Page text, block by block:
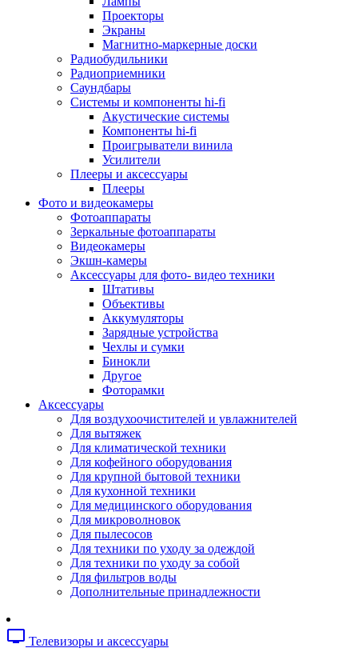
Пульты ду
Тв антенны
Цифровые тв ресиверы
Профессиональные панели
Смартфоны и планшеты
Смартфоны
Планшетные устройства
Смарт-часы
Сотовые телефоны
Планшеты для рисования
Электронные книги
Аксессуары для смартфонов и планшетов
Внешние аккумуляторы
Гарнитуры для телефонов
Держатели и подставки
Док станции
Зарядные устройства
Защитные стекла для смартфонов
Кабели и шлейфы
Моноподы
Пленки для планшетов
Прочие аксессуары для телефонов
Стилусы
Трекеры
Чехлы для планшетов
Чехлы для смартфонов
Аксессуары для смарт-часов
Аксессуары к планшетам для рисования
Офис
Принтеры лазерные
Принтеры струйные
Принтеры матричные
Мфу лазерные
Мфу струйные
Мфу светодиодные
Портативные принтеры
Принтеры для печати наклеек
Копировальные аппараты
Сканеры
Плоттеры
Ламинаторы
Телефония
Проекторы
Экраны
Магнитно-маркерные доски
Радиобудильники
Радиоприемники
Саундбары
Системы и компоненты hi-fi
Акустические системы
Компоненты hi-fi
Проигрыватели винила
Усилители
Плееры и аксессуары
Плееры
Фото и видеокамеры
Фотоаппараты
Зеркальные фотоаппараты
Видеокамеры
Экшн-камеры
Аксессуары для фото- видео техники
Штативы
Объективы
Аккумуляторы
Зарядные устройства
Чехлы и сумки
Бинокли
Другое
Фоторамки
Аксессуары
Для воздухоочистителей и увлажнителей
Для вытяжек
Для климатической техники
Для кофейного оборудования
Для крупной бытовой техники
Для кухонной техники
Для медицинского оборудования
Для микроволновок
Для пылесосов
Для техники по уходу за одеждой
Для техники по уходу за собой
Для фильтров воды
Дополнительные принадлежности
tv Телевизоры и аксессуары